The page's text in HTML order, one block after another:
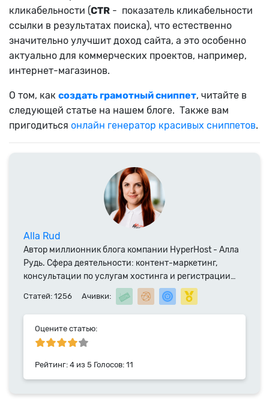
кликабельности (CTR - показатель кликабельности
ссылки в результатах поиска), что естественно
значительно улучшит доход сайта, а это особенно
актуально для коммерческих проектов, например,
интернет-магазинов.
О том, как создать грамотный сниппет, читайте в
следующей статье на нашем блоге. Также вам
пригодиться онлайн генератор красивых сниппетов.
Alla Rud
Автор миллионник блога компании HyperHost - Алла
Рудь. Сфера деятельности: контент-маркетинг,
консультации по услугам хостинга и регистрации
доменных имен. Специалист компании HyperHost.UA
Статей: 1256 Ачивки:
Оцените статью:
Рейтинг: 4 из 5 Голосов: 11